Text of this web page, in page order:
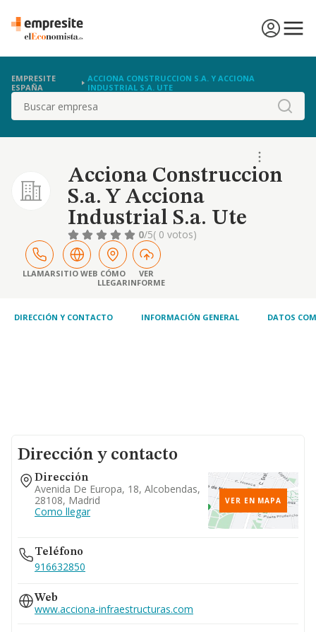
EMPRESITE
ESPAÑA
ACCIONA CONSTRUCCION S.A. Y ACCIONA
INDUSTRIAL S.A. UTE
Buscar
Acciona Construccion
S.a. Y Acciona
Industrial S.a. Ute
0/5( 0 votos)
LLAMARSITIO WEB CÓMO
LLEGAR
VER
INFORME
DIRECCIÓN Y CONTACTO INFORMACIÓN GENERAL DATOS
Dirección y contacto
Dirección
Avenida De Europa, 18, Alcobendas,
28108, Madrid
Como llegar
VER EN MAPA
Teléfono
916632850
Web
www.acciona-infraestructuras.com